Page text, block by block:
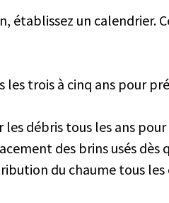
établissez un calendrier.
les trois à cinq ans pour
les débris tous les ans
des brins usés dès
du chaume tous